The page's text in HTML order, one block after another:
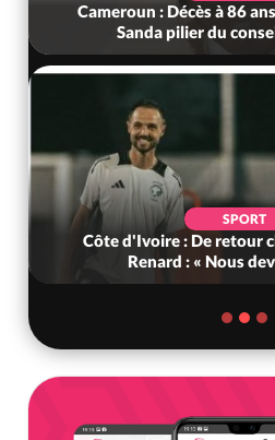
Cameroun : Décès à 86
Sanda pilier du
SPORT
Côte d'Ivoire : De retour
Renard : « Nous